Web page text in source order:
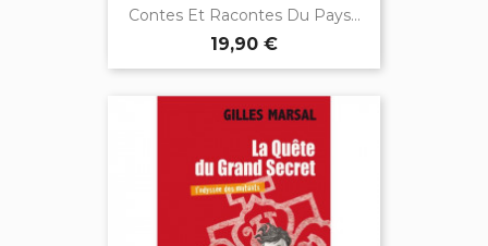
Contes Et Racontes Du Pays...
19,90 €